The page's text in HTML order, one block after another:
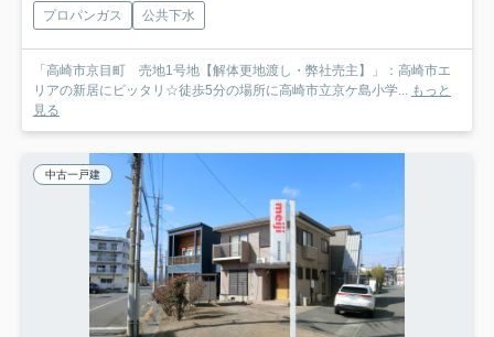
プロパンガス 公共下水
「高崎市京目町 売地1号地【解体更地渡し・弊社売主】」：高崎市エ
リアの新居にピッタリ☆徒歩5分の場所に高崎市立京ケ島小学... もっと
見る
中古一戸建